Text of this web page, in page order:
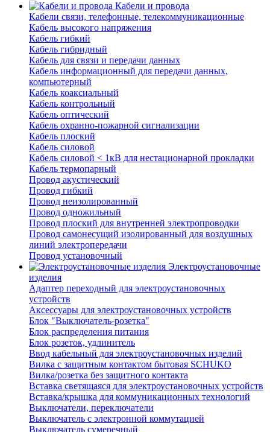
Кабели и провода
Кабели связи, телефонные, телекоммуникационные
Кабель высокого напряжения
Кабель гибкий
Кабель гибридный
Кабель для связи и передачи данных
Кабель информационный для передачи данных,
компьютерный
Кабель коаксиальный
Кабель контрольный
Кабель оптический
Кабель охранно-пожарной сигнализации
Кабель плоский
Кабель силовой
Кабель силовой < 1кВ для нестационарной прокладки
Кабель термопарный
Провод акустический
Провод гибкий
Провод неизолированный
Провод одножильный
Провод плоский для внутренней электропроводки
Провод самонесущий изолированный для воздушных
линий электропередачи
Провод установочный
Электроустановочные
изделия
Адаптер переходный для электроустановочных
устройств
Аксессуары для электроустановочных устройств
Блок "Выключатель-розетка"
Блок распределения питания
Блок розеток, удлинитель
Ввод кабельный для электроустановочных изделий
Вилка с защитным контактом бытовая SCHUKO
Вилка/розетка без защитного контакта
Вставка светящаяся для электроустановочных устройств
Вставка/крышка для коммуникационных технологий
Выключатели, переключатели
Выключатель с электронной коммутацией
Выключатель сумеречный